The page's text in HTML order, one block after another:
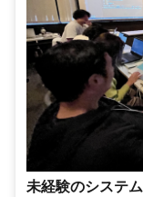
未経験のシステ